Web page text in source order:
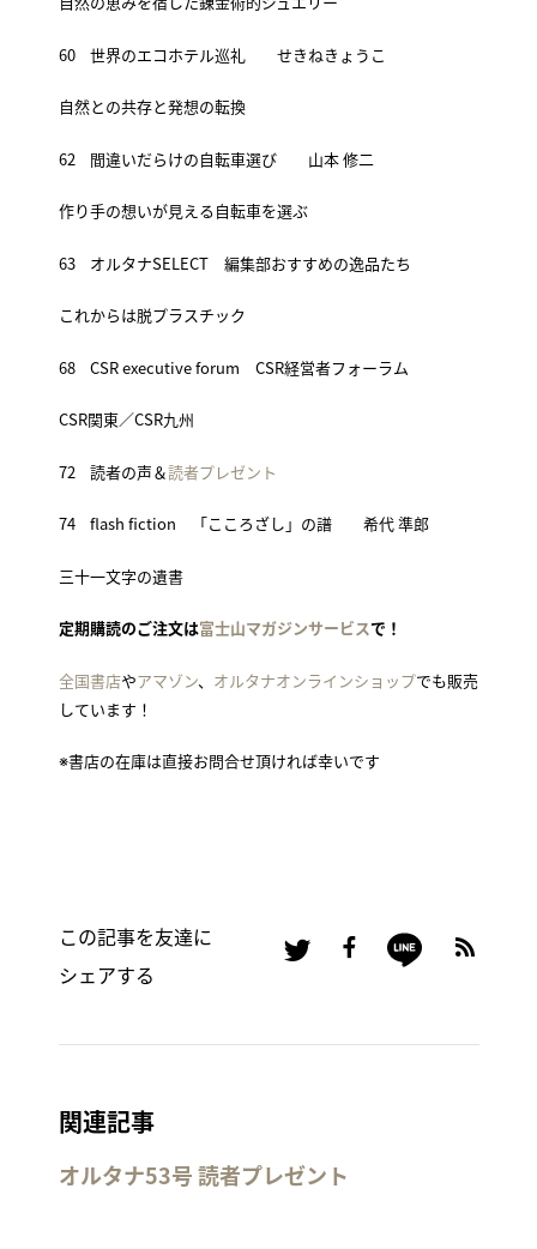
60 世界のエコホテル巡礼 せきねきょうこ
自然との共存と発想の転換
62 間違いだらけの自転車選び 山本 修二
作り手の想いが見える自転車を選ぶ
63 オルタナSELECT 編集部おすすめの逸品たち
これからは脱プラスチック
68 CSR executive forum CSR経営者フォーラム
CSR関東／CSR九州
72 読者の声＆読者プレゼント
74 flash fiction 「こころざし」の譜 希代 準郎
三十一文字の遺書
定期購読のご注文は富士山マガジンサービスで！
全国書店やアマゾン、 オルタナオンラインショップでも販売
しています！
※書店の在庫は直接お問合せ頂ければ幸いです
この記事を友達に
シェアする
関連記事
オルタナ53号 読者プレゼント